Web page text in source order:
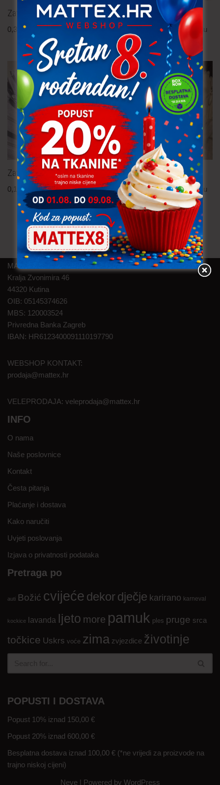
Zatvarač – skriveni 18 cm
0,30 € po komadu
Zatvarač – skriveni 10 cm
0,15 uključ. PDV po komadu
Zatvarač 18-20 cm
0,15€ uključ. PDV po komadu
Zatvarač – skriveni 22 cm
0,30 € uključ. PDV po komadu
MAT TEXTILE d.o.o.
Kralja Zvonimira 46
44320 Kutina
OIB: 05145374626
MBS: 120003524
Privredna Banka Zagreb
IBAN: HR6123400091110197790
WEBSHOP KONTAKT:
prodaja@mattex.hr
VELEPRODAJA: veleprodaja@mattex.hr
INFO
O nama
Naše poslovnice
Kontakt
Česta pitanja
Plaćanje i dostava
Kako naručiti
Uvjeti poslovanja
Izjava o privatnosti podataka
Pretraga po
auti Božić cvijeće dekordječje karirano karneval
kockice lavanda ljeto more pamuk ples pruge srca
točkice Uskrs voće zima zvjezdice životinje
POPUSTI I DOSTAVA
Popust 10% iznad 150,00 €
Popust 20% iznad 600,00 €
Besplatna dostava iznad 100,00 € (*ne vrijedi za proizvode na
trajno niskoj cijeni)
Neve| Powered by WordPress